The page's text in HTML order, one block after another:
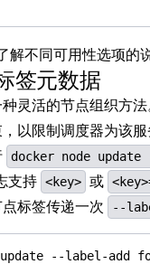
解不同可用性选项的说
签元数据
灵活的节点组织方
以限制调度器为该服
docker node
支持 <key> 或
标签传递一次
--
update --label-add